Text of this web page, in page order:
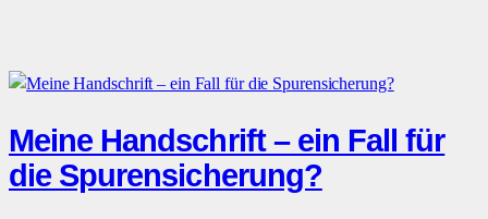
Meine Handschrift – ein Fall für
die Spurensicherung?